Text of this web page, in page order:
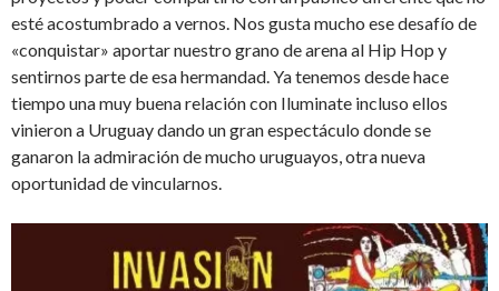
esté acostumbrado a vernos. Nos gusta mucho ese desafío de
«conquistar» aportar nuestro grano de arena al Hip Hop y
sentirnos parte de esa hermandad. Ya tenemos desde hace
tiempo una muy buena relación con Iluminate incluso ellos
vinieron a Uruguay dando un gran espectáculo donde se
ganaron la admiración de mucho uruguayos, otra nueva
oportunidad de vincularnos.